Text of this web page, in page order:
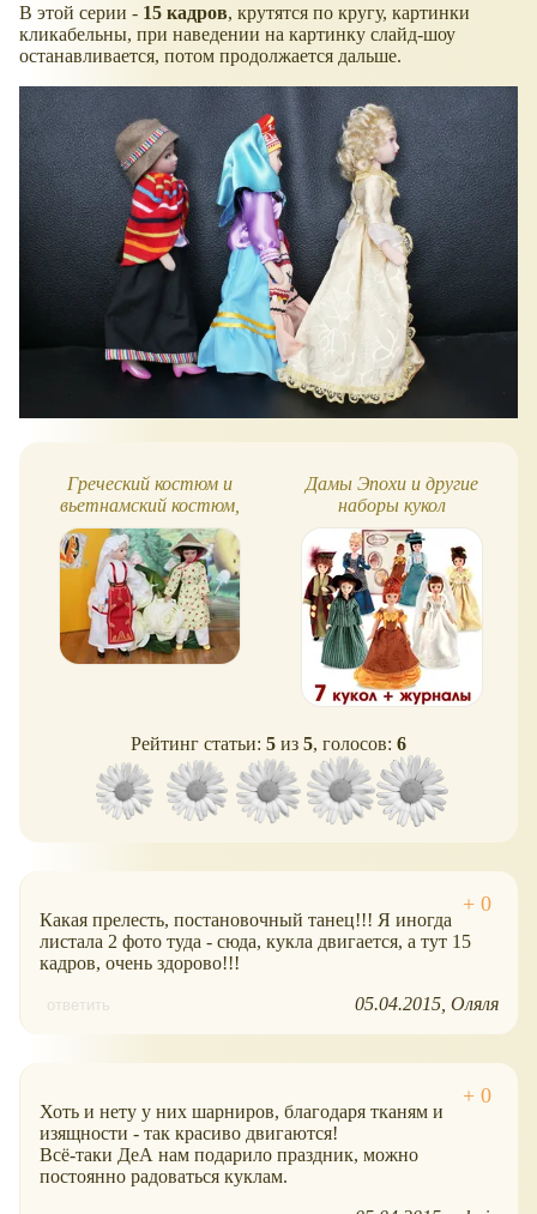
В этой серии - 15 кадров, крутятся по кругу, картинки
кликабельны, при наведении на картинку слайд-шоу
останавливается, потом продолжается дальше.
Греческий костюм и
вьетнамский костюм,
куклы, слайд-шоу
Дамы Эпохи и другие
наборы кукол
ДеАгостини
Рейтинг статьи: 5 из 5, голосов: 6
Какая прелесть, постановочный танец!!! Я иногда
листала 2 фото туда - сюда, кукла двигается, а тут 15
кадров, очень здорово!!!
ответить 05.04.2015 Оляля
Хоть и нету у них шарниров, благодаря тканям и
изящности - так красиво двигаются!
Всё-таки ДеА нам подарило праздник, можно
постоянно радоваться куклам.